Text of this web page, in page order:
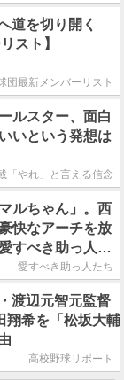
道を切り開く
スト】
団最新メンバーリスト
ルスター、面白
いという発想は
「やれ」と言える信念
ルちゃん」。西
快なアーチを放
すべき助っ人た
愛すべき助っ人たち
渡辺元智元監督
翔希を「松坂大輔
高校野球リポート